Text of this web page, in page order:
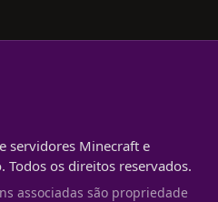
servidores Minecraft e
Todos os direitos reservados.
associadas são propriedade